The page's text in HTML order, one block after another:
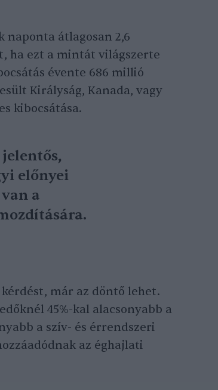
naponta átlagosan 2,6
ha ezt a mintát világszerte
évente 686 millió
Királyság, Kanada, vagy
kibocsátása.
előnyei
a
már az döntő lehet.
45%-kal alacsonyabb a
a szív- és érrendszeri
az éghajlati